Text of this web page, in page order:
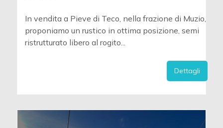
In vendita a Pieve di Teco, nella frazione di Muzio,
proponiamo un rustico in ottima posizione, semi
ristrutturato libero al rogito...
Dettagli